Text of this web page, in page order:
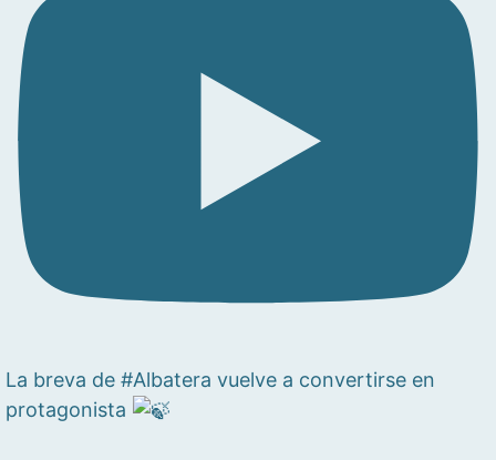
La breva de #Albatera vuelve a convertirse en
protagonista